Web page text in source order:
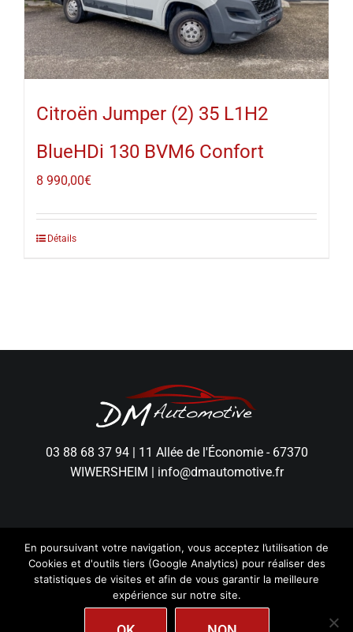
Citroën Jumper (2) 35 L1H2
BlueHDi 130 BVM6 Confort
8 990,00€
Détails
03 88 68 37 94| 11 Allée de l'Économie - 67370
WIWERSHEIM
info@dmautomotive.fr
DM Automotive - Tous droits réservés.Mentions
Politique de Confidentialité|Création
En poursuivant votre navigation, vous acceptez l’utilisation de
Cookies et d'outils tiers (Google Analytics) pour réaliser des
statistiques de visites et afin de vous garantir la meilleure
expérience sur notre site.